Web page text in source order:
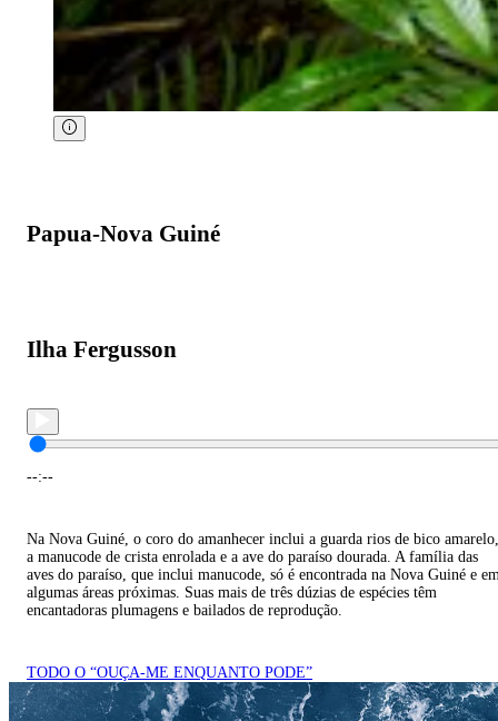
Papua-Nova Guiné
Ilha Fergusson
--:--
Na Nova Guiné, o coro do amanhecer inclui a guarda rios de bico amarelo,
a manucode de crista enrolada e a ave do paraíso dourada. A família das
aves do paraíso, que inclui manucode, só é encontrada na Nova Guiné e
algumas áreas próximas. Suas mais de três dúzias de espécies têm
encantadoras plumagens e bailados de reprodução.
TODO O “OUÇA-ME ENQUANTO PODE”